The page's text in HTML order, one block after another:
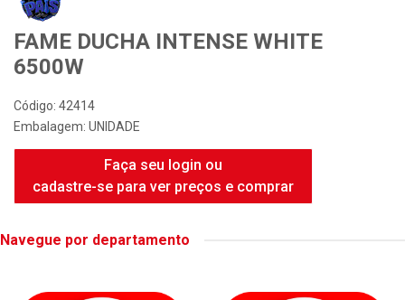
FAME DUCHA INTENSE WHITE
6500W
Código: 42414
Embalagem: UNIDADE
Faça seu login ou
cadastre-se para ver preços e comprar
Navegue por departamento